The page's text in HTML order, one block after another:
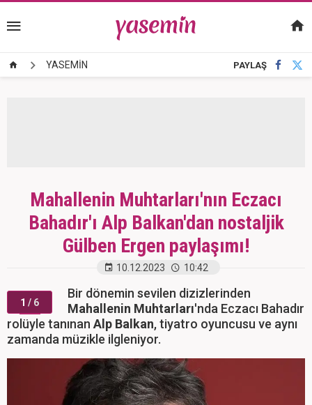
YASEMİN PAYLAŞ
Mahallenin Muhtarları'nın Eczacı
Bahadır'ı Alp Balkan'dan nostaljik
Gülben Ergen paylaşımı!
10.12.2023 10:42
1 / 6
Bir dönemin sevilen dizizlerinden
Mahallenin Muhtarları'nda Eczacı Bahadır
rolüyle tanınan Alp Balkan, tiyatro oyuncusu ve aynı
zamanda müzikle ilgleniyor.